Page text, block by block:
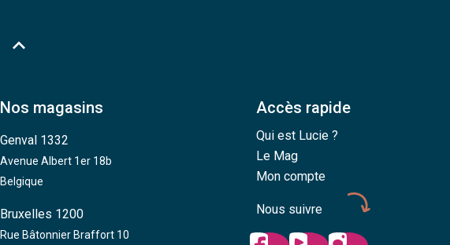

Nos magasins
Genval 1332
Avenue Albert 1er 18b
Belgique
Bruxelles 1200
Rue Bâtonnier Braffort 10
Accès rapide
Qui est Lucie ?
Le Mag
Mon compte
Nous suivre